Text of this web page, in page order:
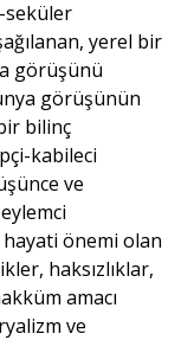
seküler
yerel bir
görüşünü
görüşünün
bilinç
kabileci
ve
önemi olan
haksızlıklar,
amacı
ve